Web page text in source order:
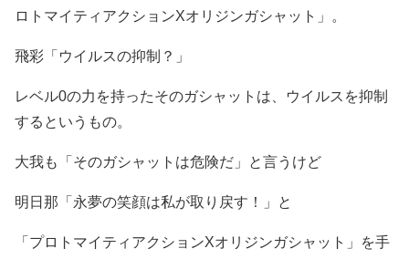
ロトマイティアクションXオリジンガシャット」。
飛彩「ウイルスの抑制？」
レベル0の力を持ったそのガシャットは、ウイルスを抑制
するというもの。
大我も「そのガシャットは危険だ」と言うけど
明日那「永夢の笑顔は私が取り戻す！」と
「プロトマイティアクションXオリジンガシャット」を手